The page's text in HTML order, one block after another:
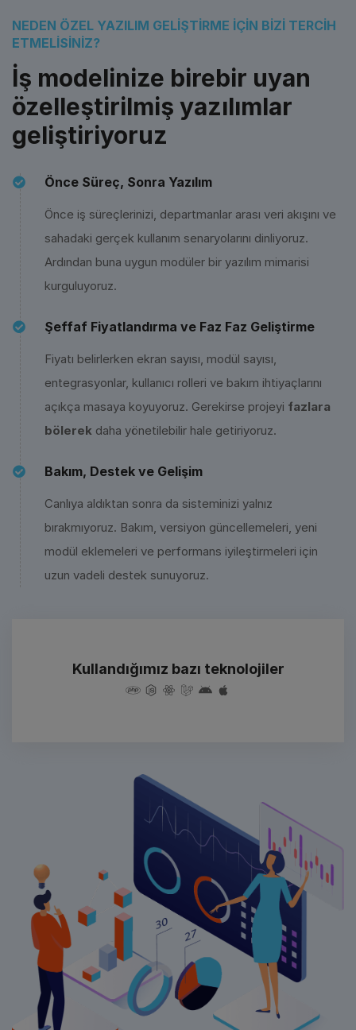
NEDEN ÖZEL YAZILIM GELIŞTIRME IÇIN BIZI TERCIH
ETMELISINIZ?
İş modelinize birebir uyan
özelleştirilmiş yazılımlar
geliştiriyoruz
Önce Süreç, Sonra Yazılım
Önce iş süreçlerinizi, departmanlar arası veri akışını ve
sahadaki gerçek kullanım senaryolarını dinliyoruz.
Ardından buna uygun modüler bir yazılım mimarisi
kurguluyoruz.
Şeffaf Fiyatlandırma ve Faz Faz Geliştirme
Fiyatı belirlerken ekran sayısı, modül sayısı,
entegrasyonlar, kullanıcı rolleri ve bakım ihtiyaçlarını
açıkça masaya koyuyoruz. Gerekirse projeyi fazlara
bölerek daha yönetilebilir hale getiriyoruz.
Bakım, Destek ve Gelişim
Canlıya aldıktan sonra da sisteminizi yalnız
bırakmıyoruz. Bakım, versiyon güncellemeleri, yeni
modül eklemeleri ve performans iyileştirmeleri için
uzun vadeli destek sunuyoruz.
Kullandığımız bazı teknolojiler